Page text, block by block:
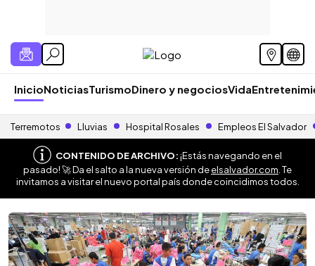
InicioNoticiasTurismoDinero y negociosVida
Terremotos Lluvias Hospital Rosales Empleos El Salvador
CONTENIDO DE ARCHIVO:¡Estás navegando en el
pasado! 🚀 Da el salto a la nueva versión deelsalvador.com . Te
invitamos a visitar el nuevo portal país donde coincidimos todos.